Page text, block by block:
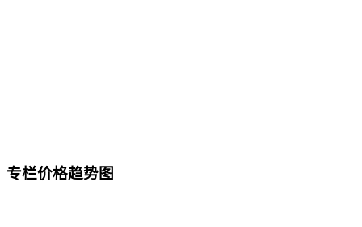
专栏价格趋势图